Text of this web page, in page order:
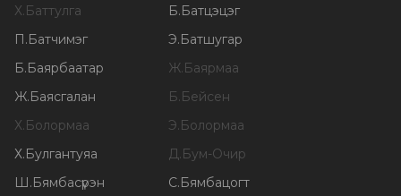
Х.Баттулга Б.Батцэцэг
П.Батчимэг Э.Батшугар
Б.Баярбаатар Ж.Баярмаа
Ж.Баясгалан Б.Бейсен
Х.Болормаа Э.Болормаа
Х.Булгантуяа Д.Бум-Очир
Ш.Бямбасүрэн С.Бямбацогт